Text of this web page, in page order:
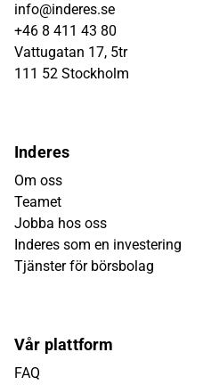
info@inderes.se
+46 8 411 43 80
Vattugatan 17, 5tr
111 52 Stockholm
Inderes
Om oss
Teamet
Jobba hos oss
Inderes som en investering
Tjänster för börsbolag
Vår plattform
FAQ